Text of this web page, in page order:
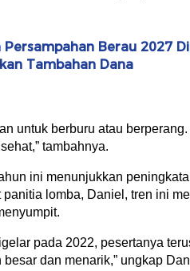
Berau 2027
Tambahan Dana
untuk berburu atau
tambahnya.
ini menunjukkan
lomba, Daniel, tren ini
pada 2022, pesertanya
dan menarik,” ungkap